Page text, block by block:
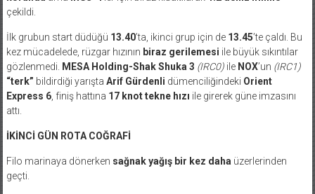
çekildi.
İlk grubun start düdüğü 13.40’ta, ikinci grup için de 13.45’te çaldı. Bu
kez mücadelede, rüzgar hızının biraz gerilemesi ile büyük sıkıntılar
gözlenmedi.
MESA Holding-Shak Shuka 3 (IRC0)ile NOX’un (IRC1)
“terk” bildirdiği yarışta Arif Gürdenli dümenciliğindeki Orient
Express 6, finiş hattına 17 knot tekne hızı ile girerek güne imzasını
attı.
İKİNCİ GÜN ROTA COĞRAFİ
Filo marinaya dönerken sağnak yağış bir kez daha üzerlerinden
geçti.